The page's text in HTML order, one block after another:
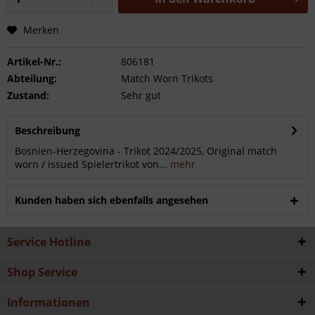
Merken
Artikel-Nr.:
806181
Abteilung:
Match Worn Trikots
Zustand:
Sehr gut
Beschreibung
Bosnien-Herzegovina - Trikot 2024/2025, Original match
worn / issued Spielertrikot von... mehr
Kunden haben sich ebenfalls angesehen
Service Hotline
Shop Service
Informationen